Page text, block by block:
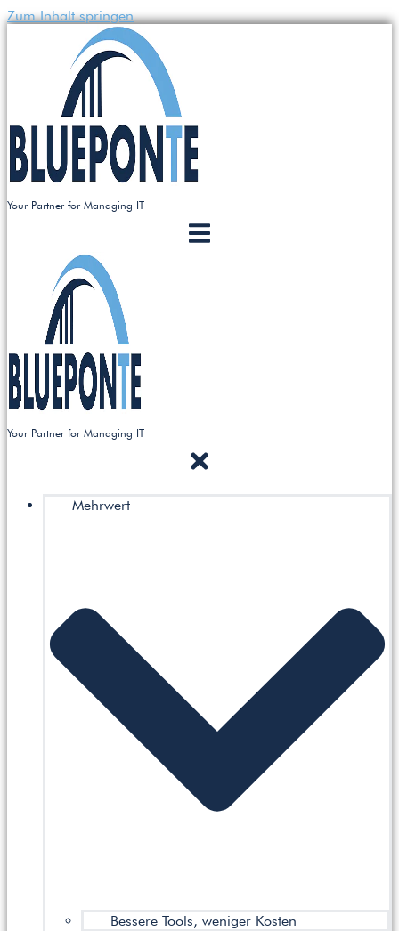
Zum Inhalt springen
Your Partner for Managing IT
Your Partner for Managing IT
Mehrwert
Bessere Tools, weniger Kosten